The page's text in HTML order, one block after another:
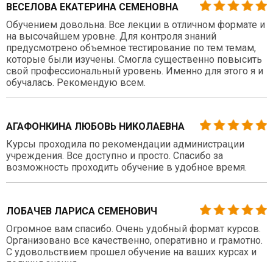
ВЕСЕЛОВА ЕКАТЕРИНА СЕМЕНОВНА
Обучением довольна. Все лекции в отличном формате и
на высочайшем уровне. Для контроля знаний
предусмотрено объемное тестирование по тем темам,
которые были изучены. Смогла существенно повысить
свой профессиональный уровень. Именно для этого я и
обучалась. Рекомендую всем.
АГАФОНКИНА ЛЮБОВЬ НИКОЛАЕВНА
Курсы проходила по рекомендации администрации
учреждения. Все доступно и просто. Спасибо за
возможность проходить обучение в удобное время.
ЛОБАЧЕВ ЛАРИСА СЕМЕНОВИЧ
Огромное вам спасибо. Очень удобный формат курсов.
Организовано все качественно, оперативно и грамотно.
С удовольствием прошел обучение на ваших курсах и